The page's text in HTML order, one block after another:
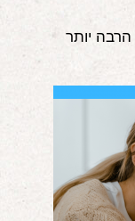
במתנה!
יצירת קשר
יותר